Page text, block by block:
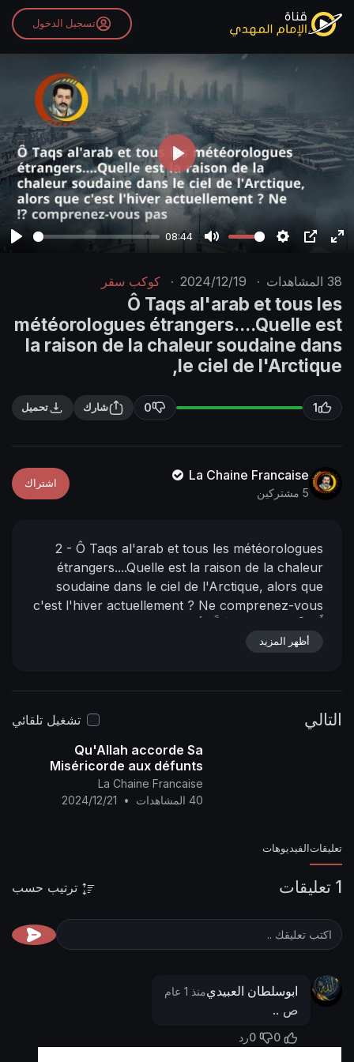
تسجيل الدخول
y
08:44
u
t
e
t
t
i
n
s
P
n
t
e
r
f
l
s
r
P
l
a
y
38 المشاهدات ·
2024/12/19
· كوكب سقر
Ô Taqs al'arab et tous les
météorologues étrangers....Quelle est
la raison de la chaleur soudaine dans
le ciel de l'Arctique,
1
0 شارك تحميل
La Chaine Francaise
5 مشتركين
اشتراك
2 - Ô Taqs al'arab et tous les météorologues
étrangers....Quelle est la raison de la chaleur
soudaine dans le ciel de l'Arctique, alors que
c'est l'hiver actuellement ? Ne comprenez-vous
الحَرارة المُفاجِئة في سَماء القُطْب الشَّماليّ رغْم أنَّه في
(Selon le calendrier officiel de la Mère des
alyamani.org/sh....owthread.php?p=44056
أظهر المزيد
التالي
تشغيل تلقائي
Qu'Allah accorde Sa
Miséricorde aux défunts
parmi Ses invités pèlerins
ainsi qu'aux vivants, tous
La Chaine Francaise
40 المشاهدات
•
2024/12/21
تعليقات الفيديوهات
1 تعليقات ترتيب حسب
ابوسلطان العبيديمنذ 1 عام
ص ..
0
0رد